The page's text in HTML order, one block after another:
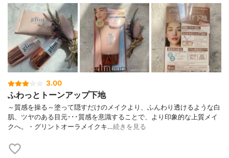
3.00
ふわっとトーンアップ下地
～質感を操る～塗って隠すだけのメイクより、ふんわり透けるような白
肌、ツヤのある目元･･･質感を意識することで、より印象的な上質メイ
クへ。・グリントオーラメイクキ…続きを見る